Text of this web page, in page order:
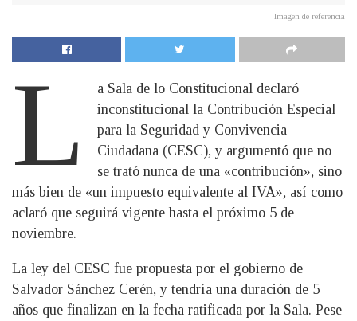
Imagen de referencia
L
a Sala de lo Constitucional declaró
inconstitucional la Contribución Especial
para la Seguridad y Convivencia
Ciudadana (CESC), y argumentó que no
se trató nunca de una «contribución», sino
más bien de «un impuesto equivalente al IVA», así como
aclaró que seguirá vigente hasta el próximo 5 de
noviembre.
La ley del CESC fue propuesta por el gobierno de
Salvador Sánchez Cerén, y tendría una duración de 5
años que finalizan en la fecha ratificada por la Sala. Pese